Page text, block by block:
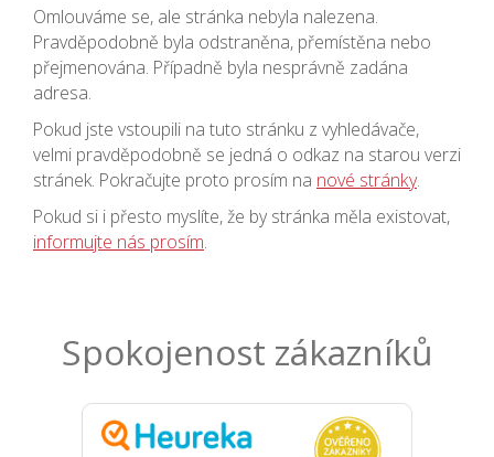
Omlouváme se, ale stránka nebyla nalezena.
Pravděpodobně byla odstraněna, přemístěna nebo
přejmenována. Případně byla nesprávně zadána
adresa.
Pokud jste vstoupili na tuto stránku z vyhledávače,
velmi pravděpodobně se jedná o odkaz na starou verzi
stránek. Pokračujte proto prosím na nové stránky.
Pokud si i přesto myslíte, že by stránka měla existovat,
informujte nás prosím.
Spokojenost zákazníků